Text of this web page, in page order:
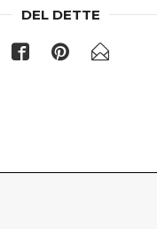
DEL DETTE